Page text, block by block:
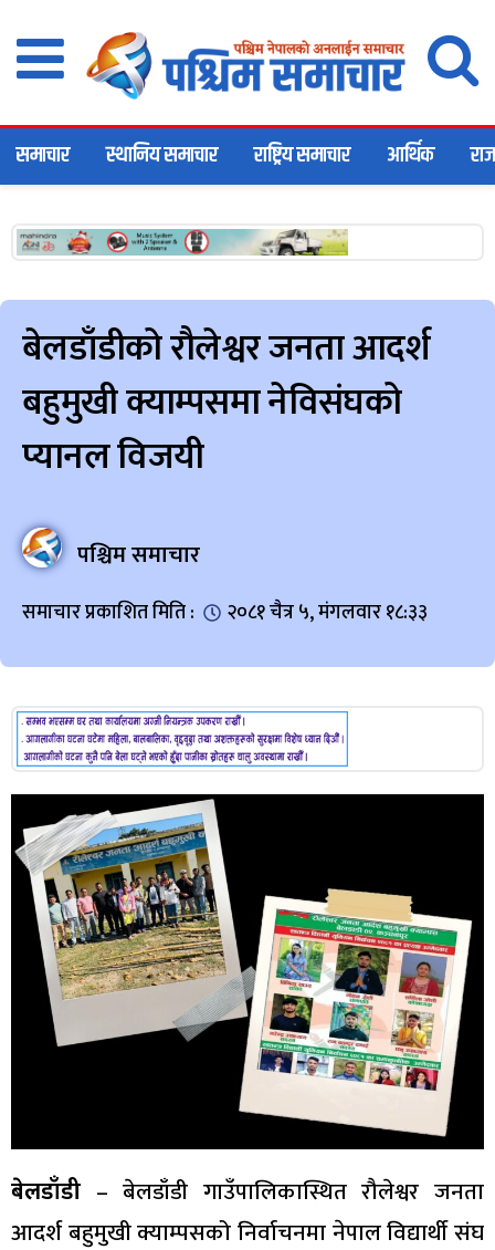
समाचार स्थानिय समाचार राष्ट्रिय समाचार आर्थिक
बेलडाँडीको रौलेश्वर जनता आदर्श
बहुमुखी क्याम्पसमा नेविसंघको
प्यानल विजयी
पश्चिम समाचार
समाचार प्रकाशित मिति : २०८१ चैत्र ५, मंगलवार १८:३३
बेलडाँडी – बेलडाँडी गाउँपालिकास्थित रौलेश्वर जनता
आदर्श बहुमुखी क्याम्पसको निर्वाचनमा नेपाल विद्यार्थी संघ